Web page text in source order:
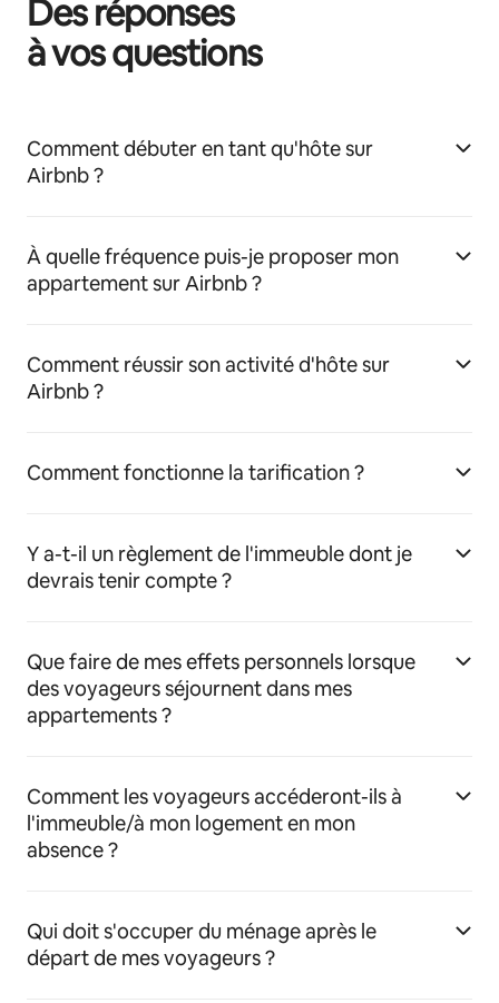
Des réponses
à vos questions
Comment débuter en tant qu'hôte sur
Airbnb ?
À quelle fréquence puis-je proposer mon
appartement sur Airbnb ?
Comment réussir son activité d'hôte sur
Airbnb ?
Comment fonctionne la tarification ?
Y a-t-il un règlement de l'immeuble dont je
devrais tenir compte ?
Que faire de mes effets personnels lorsque
des voyageurs séjournent dans mes
appartements ?
Comment les voyageurs accéderont-ils à
l'immeuble/à mon logement en mon
absence ?
Qui doit s'occuper du ménage après le
départ de mes voyageurs ?